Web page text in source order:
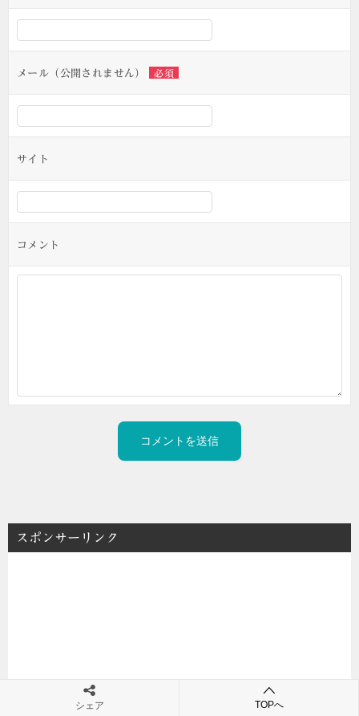
メール（公開されません） 必須
サイト
コメント
スポンサーリンク
シェア TOPへ